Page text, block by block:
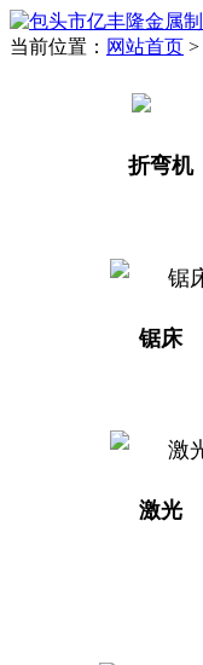
当前位置： 网站首页 >
折弯机
锯床
激光